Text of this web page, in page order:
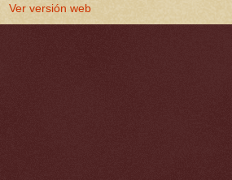
Ver versión web